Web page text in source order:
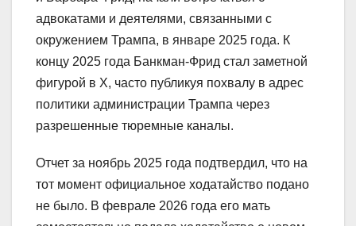
адвокатами и деятелями, связанными с
окружением Трампа, в январе 2025 года. К
концу 2025 года Банкман-Фрид стал заметной
фигурой в X, часто публикуя похвалу в адрес
политики администрации Трампа через
разрешенные тюремные каналы.
Отчет за ноябрь 2025 года подтвердил, что на
тот момент официальное ходатайство подано
не было. В феврале 2026 года его мать